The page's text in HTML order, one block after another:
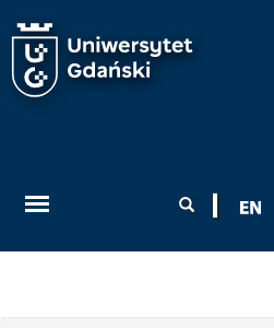
wyszukiwania